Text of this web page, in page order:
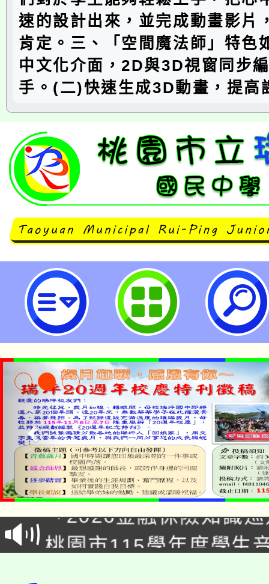
速的設計出來，並完成動畫影片
肯定。三、「空間魔法師」特色
中文化介面，2D與3D視窗同步
手。(二)快速生成3D動畫，提高
《空間魔法師》打造3D創意設計2
園市立瑞坪國民中學
公告本校115學年度第
「2026金融保險知識
車」活動
桃園市115學年度學生